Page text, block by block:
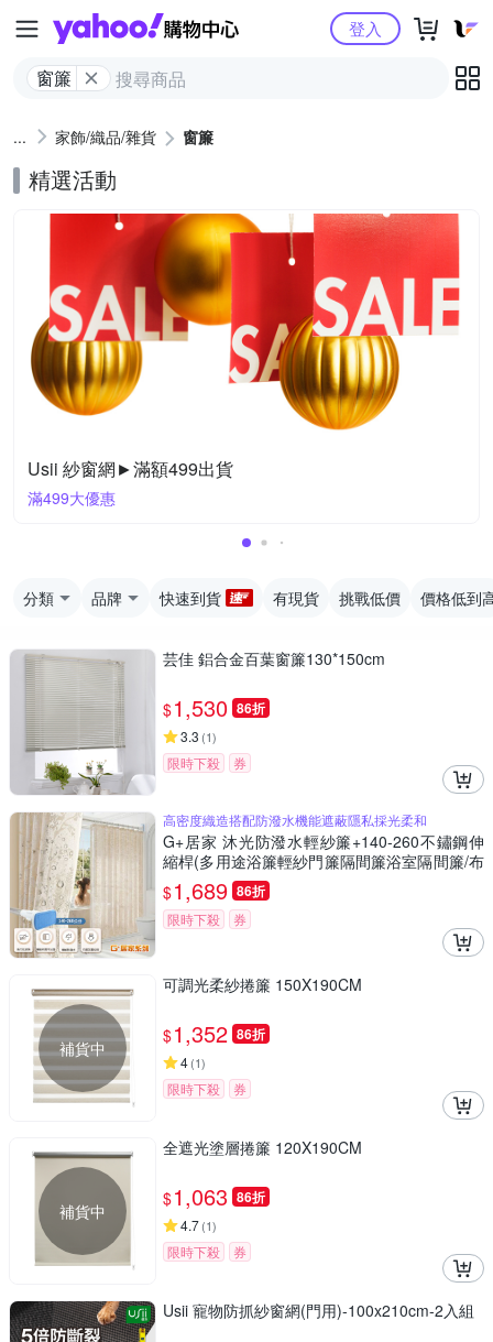
Yahoo購物中心
窗簾
登入
家飾/織品/雜貨 窗簾
精選活動
Usii 紗窗網►滿額499出貨
滿499大優惠
分類 品牌 快速到貨 有現貨 挑戰低價 價格低到
芸佳 鋁合金百葉窗簾130*150cm
$1,530 86折
3.3 (1)
限時下殺 券
高密度織造搭配防潑水機能遮蔽隱私採光柔和
G+居家 沐光防潑水輕紗簾+140-260不鏽鋼伸
縮桿(多用途浴簾輕紗門簾隔間簾浴室隔間簾/布
藝浴簾/輕紗落地簾)
$1,689 86折
限時下殺 券
補貨中
可調光柔紗捲簾 150X190CM
$1,352 86折
4(1)
限時下殺 券
補貨中
全遮光塗層捲簾 120X190CM
$1,063 86折
4.7(1)
限時下殺 券
Usii 寵物防抓紗窗網(門用)-100x210cm-2入組